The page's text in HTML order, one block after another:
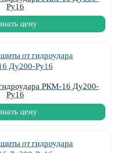
Ру16
цену
РКМ-16 Ду200-
Ру16
цену